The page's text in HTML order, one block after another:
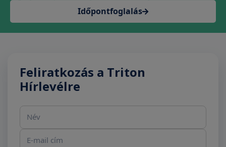
Időpontfoglalás
Feliratkozás a Triton
Hírlevélre
Név
E-mail cím